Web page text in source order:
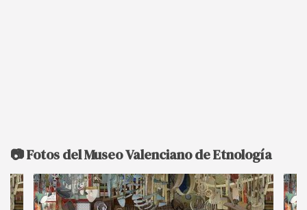
📷 Fotos del Museo Valenciano de Etnología